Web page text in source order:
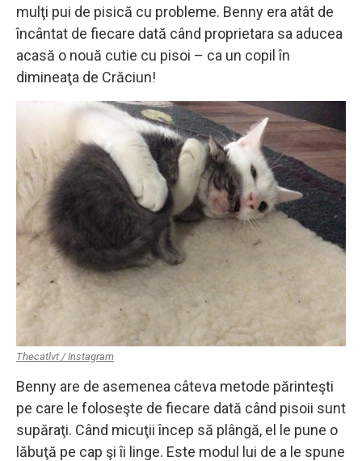
mulţi pui de pisică cu probleme. Benny era atât de
încântat de fiecare dată când proprietara sa aducea
acasă o nouă cutie cu pisoi – ca un copil în
dimineaţa de Crăciun!
Thecatlvt / Instagram
Benny are de asemenea câteva metode părinteşti
pe care le foloseşte de fiecare dată când pisoii sunt
supăraţi. Când micuţii încep să plângă, el le pune o
lăbuţă pe cap şi îi linge. Este modul lui de a le spune